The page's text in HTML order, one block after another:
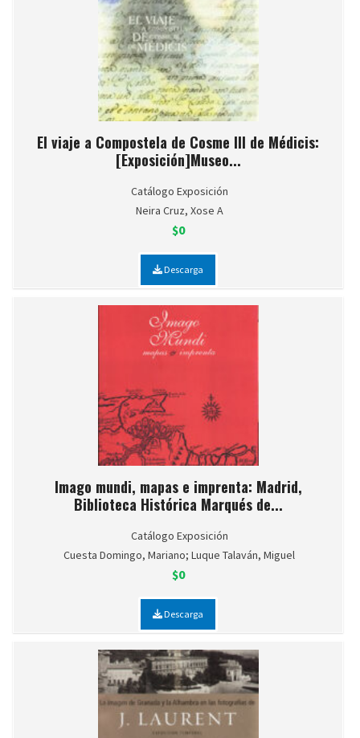
El viaje a Compostela de Cosme III de Médicis:
[Exposición]Museo...
Catálogo Exposición
Neira Cruz, Xose A
$0
Descarga
Imago mundi, mapas e imprenta: Madrid,
Biblioteca Histórica Marqués de...
Catálogo Exposición
Cuesta Domingo, Mariano; Luque Talaván, Miguel
$0
Descarga